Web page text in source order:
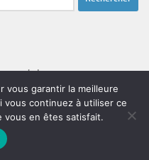
blues
duc des lombards erick bamy
hughes golf drouot groupe
vous garantir la meilleure
continuez à utiliser ce
vous en êtes satisfait.